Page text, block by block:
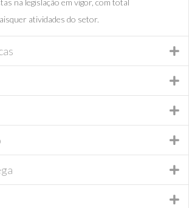
na legislação em vigor, com total
atividades do setor.